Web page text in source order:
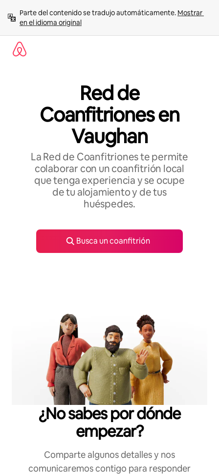
contenido
Parte del contenido se tradujo automáticamente. Mostrar
en el idioma original
Red de
Coanfitriones en
Vaughan
La Red de Coanfitriones te permite
colaborar con un coanfitrión local
que tenga experiencia y se ocupe
de tu alojamiento y de tus
huéspedes.
Busca un coanfitrión
¿No sabes por dónde
empezar?
Comparte algunos detalles y nos
comunicaremos contigo para responder